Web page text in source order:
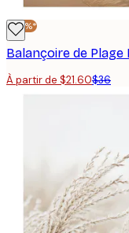
-40%*
Balançoire de Plage
À partir de $21.60$36